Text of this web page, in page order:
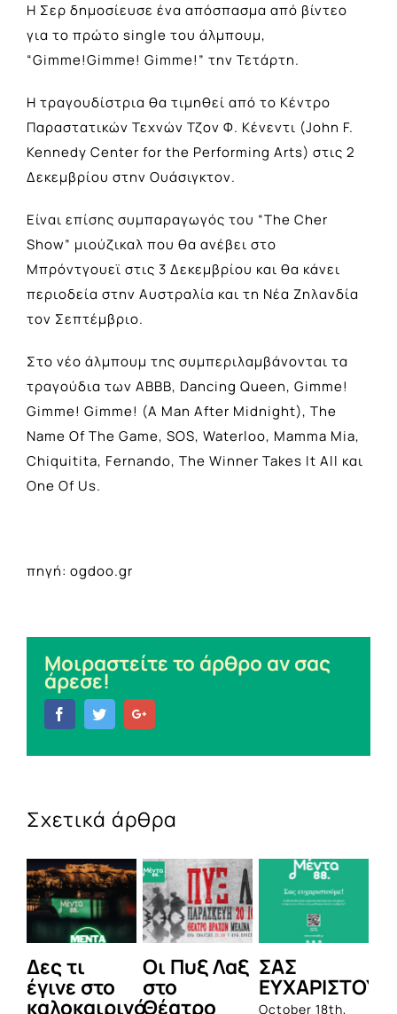
Η Σερ δημοσίευσε ένα απόσπασμα από βίντεο
για το πρώτο single του άλμπουμ,
“Gimme!Gimme! Gimme!” την Τετάρτη.
Η τραγουδίστρια θα τιμηθεί από το Κέντρο
Παραστατικών Τεχνών Τζον Φ. Κένεντι (John F.
Kennedy Center for the Performing Arts) στις 2
Δεκεμβρίου στην Ουάσιγκτον.
Είναι επίσης συμπαραγωγός του “The Cher
Show” μιούζικαλ που θα ανέβει στο
Μπρόντγουεϊ στις 3 Δεκεμβρίου και θα κάνει
περιοδεία στην Αυστραλία και τη Νέα Ζηλανδία
τον Σεπτέμβριο.
Στο νέο άλμπουμ της συμπεριλαμβάνονται τα
τραγούδια των ABBB, Dancing Queen, Gimme!
Gimme! Gimme! (A Man After Midnight), The
Name Of The Game, SOS, Waterloo, Mamma Mia,
Chiquitita, Fernando, The Winner Takes It All και
One Of Us.
πηγή: ogdoo.gr
Μοιραστείτε το άρθρο αν σας
άρεσε!
FacebookTwitter
Σχετικά άρθρα
Δες τι
έγινε στο
καλοκαιρινό
Οι Πυξ Λαξ
στο
Θέατρο
ΣΑΣ
October 18th,